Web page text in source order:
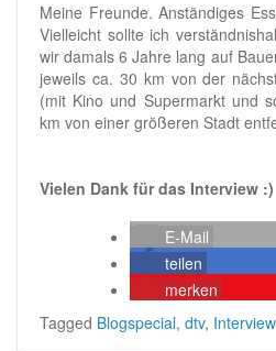
Meine Freunde. Anständiges
Vielleicht sollte ich
wir damals 6 Jahre lang auf
jeweils ca. 30 km von der
(mit Kino und Supermarkt und
km von einer größeren Stadt
Vielen Dank für das Interview :)
E-Mail
teilen
merken
Tagged Blogspecial, dtv, Interview